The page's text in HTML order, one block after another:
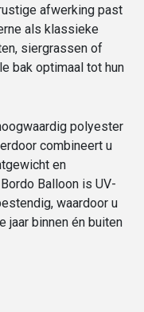
afwerking past
als klassieke
siergrassen of
bak optimaal tot hun
polyester
combineert u
en
Balloon is UV-
waardoor u
jaar binnen én buiten